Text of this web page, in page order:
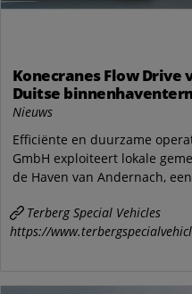
Konecranes Flow
Duitse
Nieuws
Efficiënte en duurzame
GmbH exploiteert lokale
de Haven van Andernach,
Terberg Special Vehicles
https://